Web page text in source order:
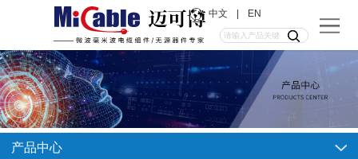
中文 | EN
产品中心